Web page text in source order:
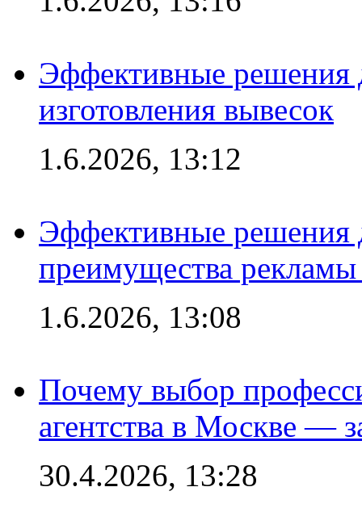
Эффективные решения
изготовления вывесок
1.6.2026, 13:12
Эффективные решения
преимущества рекламы
1.6.2026, 13:08
Почему выбор
агентства в Москве —
30.4.2026, 13:28